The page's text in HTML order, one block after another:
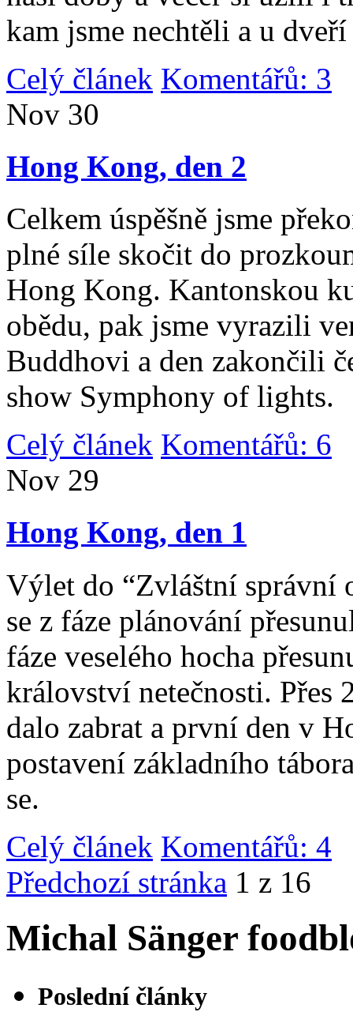
kam jsme nechtěli a u
Celý článek Komentářů: 3
Nov 30
Hong Kong, den 2
Celkem úspěšně jsme
plné síle skočit do
Hong Kong. Kantonskou
obědu, pak jsme vyrazili
Buddhovi a den zakončili
show Symphony of lights.
Celý článek Komentářů: 6
Nov 29
Hong Kong, den 1
Výlet do “Zvláštní správní
se z fáze plánování
fáze veselého hocha
království netečnosti. Přes
dalo zabrat a první den v
postavení základního
se.
Celý článek Komentářů: 4
Předchozí stránka 1 z 16
Michal Sänger
Poslední články